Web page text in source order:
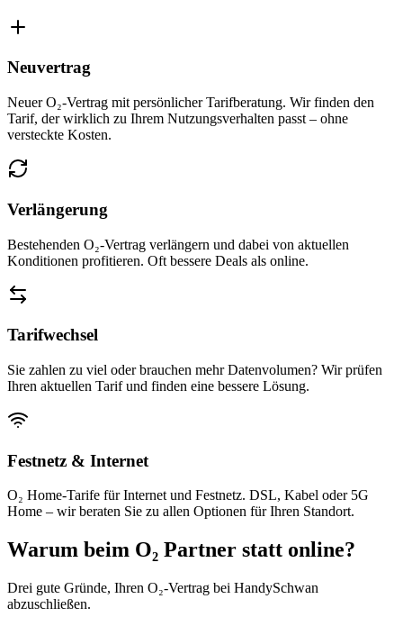
Neuvertrag
Neuer O₂-Vertrag mit persönlicher Tarifberatung. Wir finden den
Tarif, der wirklich zu Ihrem Nutzungsverhalten passt – ohne
versteckte Kosten.
Verlängerung
Bestehenden O₂-Vertrag verlängern und dabei von aktuellen
Konditionen profitieren. Oft bessere Deals als online.
Tarifwechsel
Sie zahlen zu viel oder brauchen mehr Datenvolumen? Wir prüfen
Ihren aktuellen Tarif und finden eine bessere Lösung.
Festnetz & Internet
O₂ Home-Tarife für Internet und Festnetz. DSL, Kabel oder 5G
Home – wir beraten Sie zu allen Optionen für Ihren Standort.
Warum beim O₂ Partner statt online?
Drei gute Gründe, Ihren O₂-Vertrag bei HandySchwan
abzuschließen.